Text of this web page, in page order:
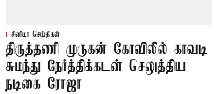
சினிமா செய்திகள்
திருத்தணி முருகன் கோவிலில் காவடி
சுமந்து நேர்த்திக்கடன் செலுத்திய
நடிகை ரோஜா